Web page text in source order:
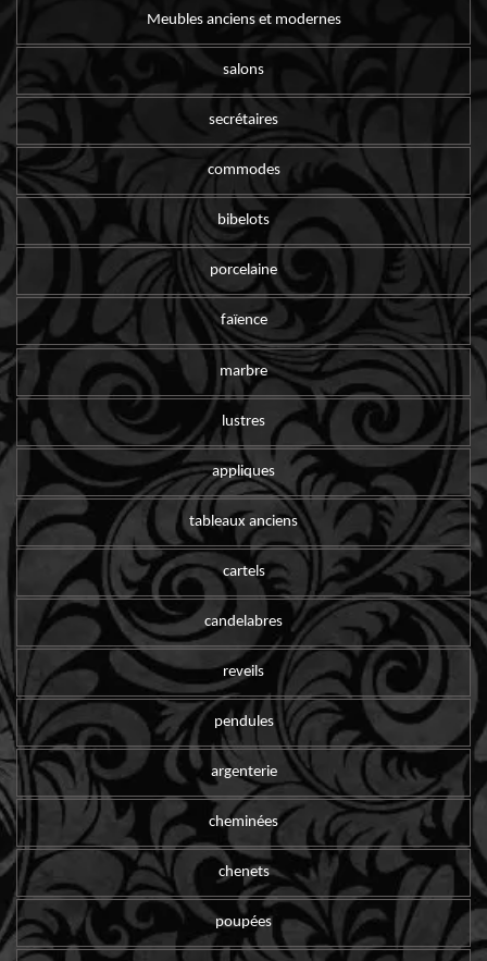
Meubles anciens et modernes
salons
secrétaires
commodes
bibelots
porcelaine
faïence
marbre
lustres
appliques
tableaux anciens
cartels
candelabres
reveils
pendules
argenterie
cheminées
chenets
poupées